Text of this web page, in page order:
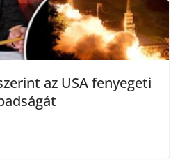
az USA fenyegeti